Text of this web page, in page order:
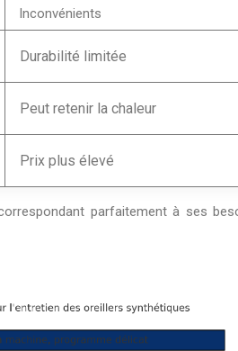
Inconvénients
Durabilité limitée
Peut retenir la chaleur
Prix plus élevé
parfaitement à ses